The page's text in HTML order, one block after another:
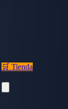
🛒 Tienda